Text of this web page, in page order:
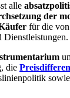
alle
der
für die
Dienstleistungen.
die